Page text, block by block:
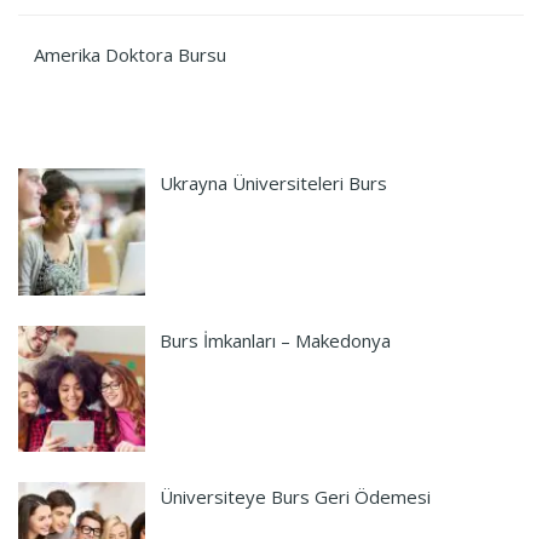
Amerika Doktora Bursu
Ukrayna Üniversiteleri Burs
Burs İmkanları – Makedonya
Üniversiteye Burs Geri Ödemesi